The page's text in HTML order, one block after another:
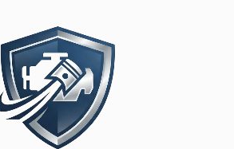
Image